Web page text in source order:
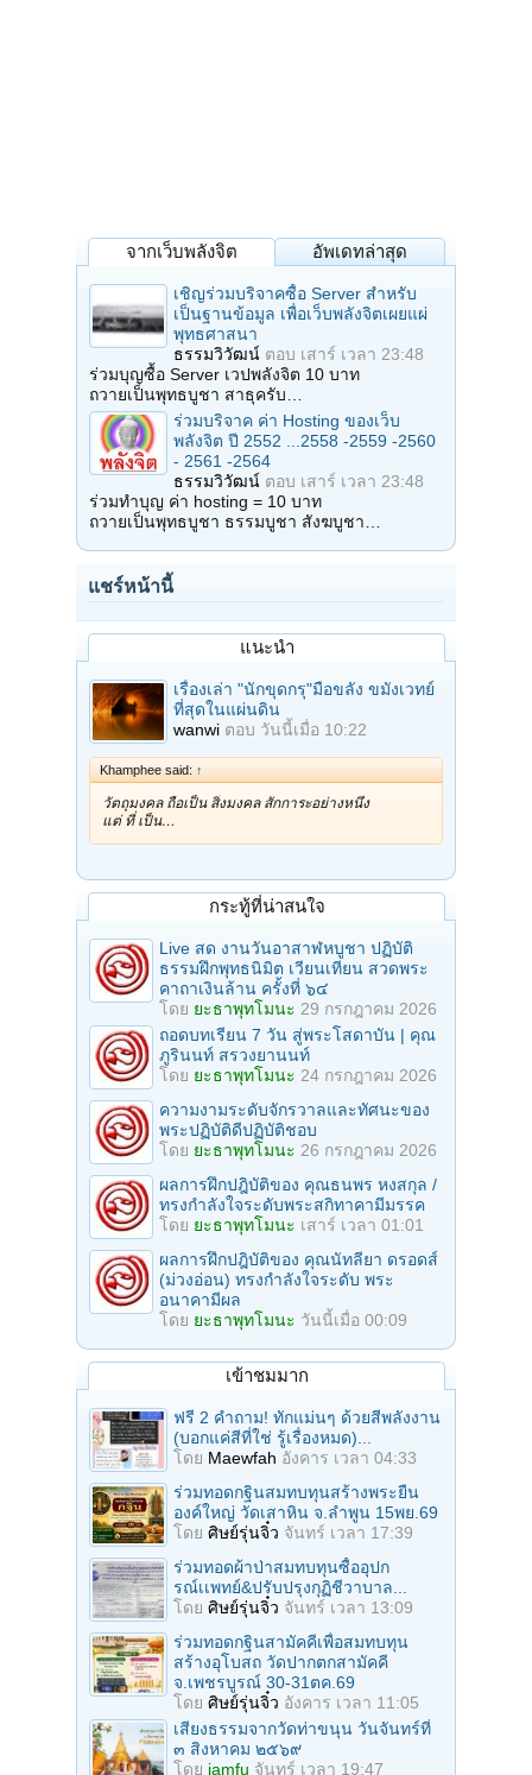
จากเว็บพลังจิต อัพเดทล่าสุด
เชิญร่วมบริจาคซื้อ Server สำหรับ
เป็นฐานข้อมูล เพื่อเว็บพลังจิตเผยแผ่
พุทธศาสนา
ธรรมวิวัฒน์ ตอบ เสาร์ เวลา 23:48
ร่วมบุญซื้อ Server เวปพลังจิต 10 บาท
ถวายเป็นพุทธบูชา สาธุครับ…
ร่วมบริจาค ค่า Hosting ของเว็บ
พลังจิต ปี 2552 ...2558 -2559 -2560
- 2561 -2564
ธรรมวิวัฒน์ ตอบ เสาร์ เวลา 23:48
ร่วมทำบุญ ค่า hosting = 10 บาท
ถวายเป็นพุทธบูชา ธรรมบูชา สังฆบูชา…
แชร์หน้านี้
แนะนำ
เรื่องเล่า "นักขุดกรุ"มือขลัง ขมังเวทย์
ที่สุดในแผ่นดิน
wanwi ตอบ วันนี้เมื่อ 10:22
Khamphee said: ↑
วัตถุมงคล ถือเป็น สิ่งมงคล สักการะอย่างหนึ่ง
แต่ ที่ เป็น…
กระทู้ที่น่าสนใจ
Live สด งานวันอาสาฬหบูชา ปฏิบัติ
ธรรมฝึกพุทธนิมิต เวียนเทียน สวดพระ
คาถาเงินล้าน ครั้งที่ ๖๔
โดย ยะธาพุทโมนะ 29 กรกฎาคม 2026
ถอดบทเรียน 7 วัน สู่พระโสดาบัน | คุณ
ภูรินนท์ สรวงยานนท์
โดย ยะธาพุทโมนะ 24 กรกฎาคม 2026
ความงามระดับจักรวาลและทัศนะของ
พระปฏิบัติดีปฏิบัติชอบ
โดย ยะธาพุทโมนะ 26 กรกฎาคม 2026
ผลการฝึกปฎิบัติของ คุณธนพร หงสกุล /
ทรงกำลังใจระดับพระสกิทาคามีมรรค
โดย ยะธาพุทโมนะ เสาร์ เวลา 01:01
ผลการฝึกปฎิบัติของ คุณนัทลียา ดรอดส์
(ม่วงอ่อน) ทรงกำลังใจระดับ พระ
อนาคามีผล
โดย ยะธาพุทโมนะ วันนี้เมื่อ 00:09
เข้าชมมาก
ฟรี 2 คำถาม! ทักแม่นๆ ด้วยสีพลังงาน
(บอกแค่สีที่ใช่ รู้เรื่องหมด)...
โดย Maewfah อังคาร เวลา 04:33
ร่วมทอดกฐินสมทบทุนสร้างพระยืน
องค์ใหญ่ วัดเสาหิน จ.ลําพูน 15พย.69
โดย ศิษย์รุ่นจิ๋ว จันทร์ เวลา 17:39
ร่วมทอดผ้าป่าสมทบทุนซื้ออุปก
รณ์เเพทย์&ปรับปรุงกุฏิชีวาบาล...
โดย ศิษย์รุ่นจิ๋ว จันทร์ เวลา 13:09
ร่วมทอดกฐินสามัคคีเพื่อสมทบทุน
สร้างอุโบสถ วัดปากตกสามัคคี
จ.เพชรบูรณ์ 30-31ตค.69
โดย ศิษย์รุ่นจิ๋ว อังคาร เวลา 11:05
เสียงธรรมจากวัดท่าขนุน วันจันทร์ที่
๓ สิงหาคม ๒๕๖๙
โดย iamfu จันทร์ เวลา 19:47